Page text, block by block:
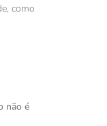
como
não é